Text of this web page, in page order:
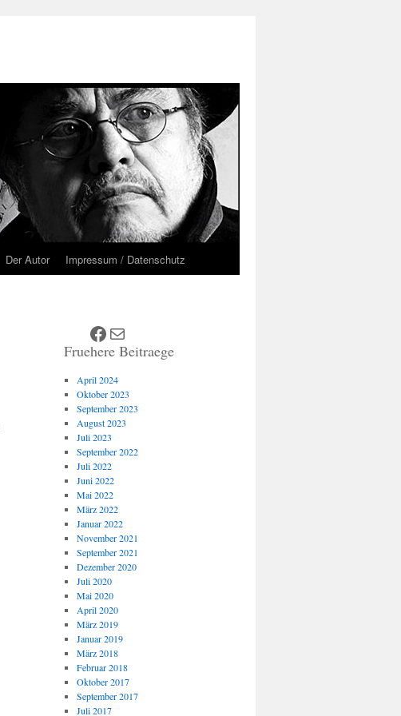
Der Autor Impressum / Datenschutz
Facebook
E-Mail
Fruehere Beitraege
April 2024
Oktober 2023
September 2023
August 2023
Juli 2023
September 2022
Juli 2022
Juni 2022
Mai 2022
März 2022
Januar 2022
November 2021
September 2021
Dezember 2020
Juli 2020
Mai 2020
April 2020
März 2019
Januar 2019
März 2018
Februar 2018
Oktober 2017
September 2017
Juli 2017